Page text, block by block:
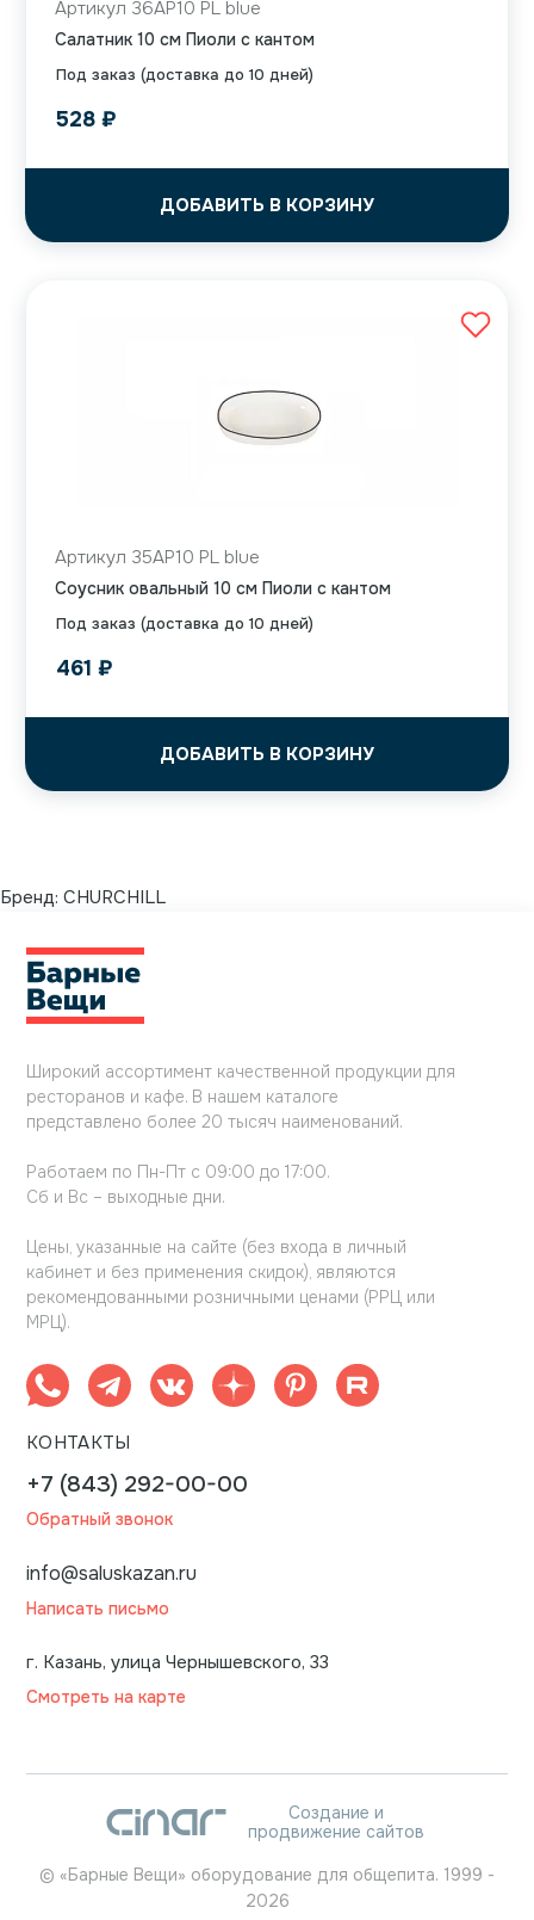
Под заказ (доставка до 10 дней)
Артикул 36AP10 PL blue
Салатник 10 см Пиоли с кантом
528 ₽
ДОБАВИТЬ В КОРЗИНУ
Под заказ (доставка до 10 дней)
Артикул 35AP10 PL blue
Соусник овальный 10 см Пиоли с кантом
461 ₽
ДОБАВИТЬ В КОРЗИНУ
Бренд: CHURCHILL
Широкий ассортимент качественной продукции для
ресторанов и кафе. В нашем каталоге
представлено более 20 тысяч наименований.
Работаем по Пн-Пт с 09:00 до 17:00.
Сб и Вс – выходные дни.
Цены, указанные на сайте (без входа в личный
кабинет и без применения скидок), являются
рекомендованными розничными ценами (РРЦ или
МРЦ).
КОНТАКТЫ
+7 (843) 292-00-00
Обратный звонок
info@saluskazan.ru
Написать письмо
г. Казань, улица Чернышевского, 33
Смотреть на карте
Создание и
продвижение сайтов
© «Барные Вещи» оборудование для общепита. 1999 -
2026